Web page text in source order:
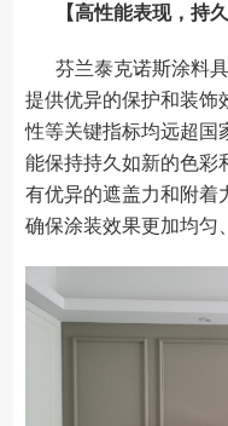
【高性能表现，持
芬兰泰克诺斯涂料
提供优异的保护和装饰
性等关键指标均远超国
能保持持久如新的色彩
有优异的遮盖力和附着
确保涂装效果更加均匀